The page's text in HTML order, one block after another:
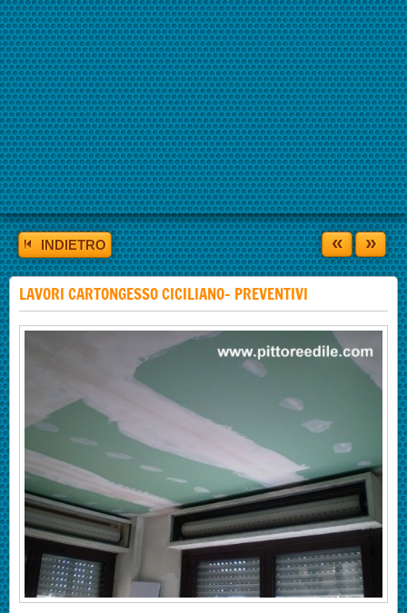
INDIETRO « »
LAVORI CARTONGESSO CICILIANO- PREVENTIVI